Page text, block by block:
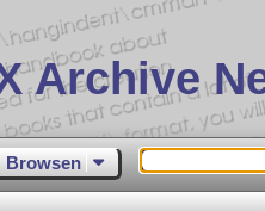
Archive
Browsen